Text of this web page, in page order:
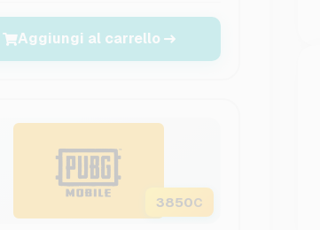
Aggiungi al carrello
3850C